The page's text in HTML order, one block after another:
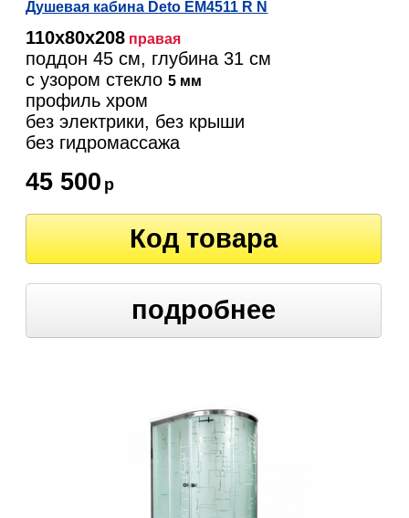
Душевая кабина Deto EM4511 R N
110х80х208 правая
поддон 45 см, глубина 31 см
с узором стекло5 мм
профиль хром
без электрики, без крыши
без гидромассажа
45 500 р
Код товара
подробнее